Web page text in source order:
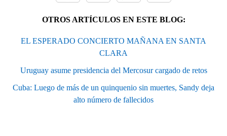
OTROS ARTÍCULOS EN ESTE BLOG:
EL ESPERADO CONCIERTO MAÑANA EN SANTA
CLARA
Uruguay asume presidencia del Mercosur cargado de retos
Cuba: Luego de más de un quinquenio sin muertes, Sandy deja
alto número de fallecidos